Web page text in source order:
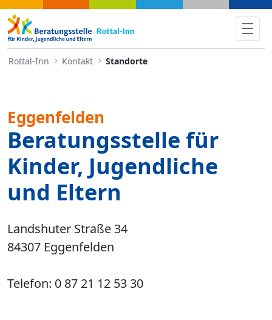
Standorte - Rottal-Inn
Rottal-Inn Kontakt Standorte
Eggenfelden
Beratungsstelle für
Kinder, Jugendliche
und Eltern
Landshuter Straße 34
84307 Eggenfelden
Telefon: 0 87 21 12 53 30